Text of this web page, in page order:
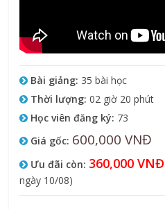
Bài giảng: 35 bài học
Thời lượng: 02 giờ 20 phút
Học viên đăng ký: 73
Giá gốc: 600,000 VNĐ
Ưu đãi còn: 360,000 VNĐ
ngày 10/08)